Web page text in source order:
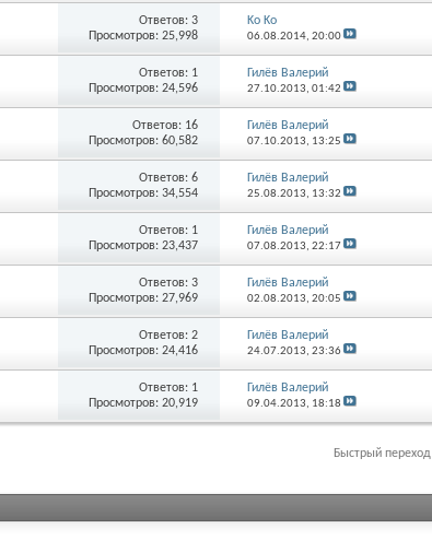
Ответов:3
Просмотров: 25,998
Ko Ko
06.08.2014, 20:00
Ответов: 1
Просмотров: 24,596
Гилёв Валерий
27.10.2013, 01:42
Ответов: 16
Просмотров: 60,582
Гилёв Валерий
07.10.2013, 13:25
Ответов:6
Просмотров: 34,554
Гилёв Валерий
25.08.2013, 13:32
Ответов: 1
Просмотров: 23,437
Гилёв Валерий
07.08.2013, 22:17
Ответов:3
Просмотров: 27,969
Гилёв Валерий
02.08.2013, 20:05
Ответов:2
Просмотров: 24,416
Гилёв Валерий
24.07.2013, 23:36
Ответов: 1
Просмотров: 20,919
Гилёв Валерий
09.04.2013, 18:18
Быстрый переход